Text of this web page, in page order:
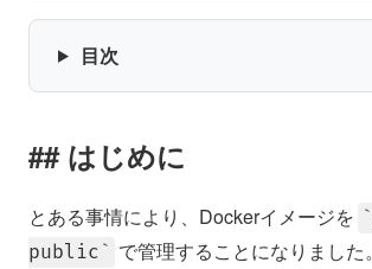
目次
はじめに
とある事情により、Dockerイメージを
public
で管理することになりました。